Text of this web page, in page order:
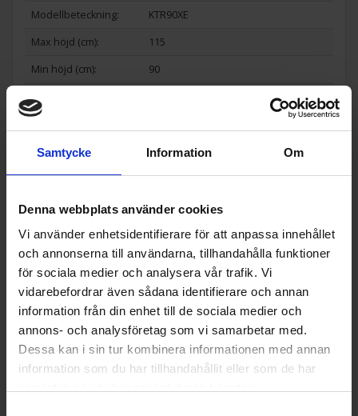
Samtycke Information Om
Denna webbplats använder cookies
Vi använder enhetsidentifierare för att anpassa innehållet
och annonserna till användarna, tillhandahålla funktioner
för sociala medier och analysera vår trafik. Vi
vidarebefordrar även sådana identifierare och annan
information från din enhet till de sociala medier och
annons- och analysföretag som vi samarbetar med.
Dessa kan i sin tur kombinera informationen med annan
information som du har tillhandahållit eller som de har
Modellbeteckning:
KTR90XE
Max höjd (cm):
115
Min höjd (cm):
90
Bredd (cm):
EAN
8017709211684
Allmän information
Ljuskälla:
LED
Montering:
Köksfläkt vägghängd
Passade tillbehör:
FLT6 - Kolfilter
Ventilationstyp:
Frånluft
Produktgrupp:
Köksfläkt vägghängd
Funktioner och egenskaper